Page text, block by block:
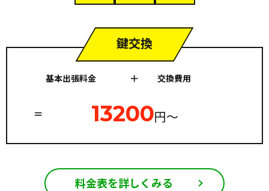
鍵交換
基本出張料金 交換費用
13200円〜
料金表を詳しくみる